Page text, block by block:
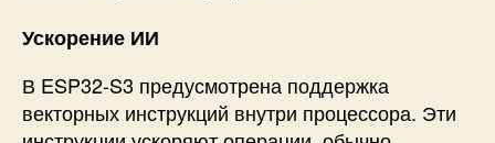
Ускорение ИИ
В ESP32-S3 предусмотрена поддержка
векторных инструкций внутри процессора. Эти